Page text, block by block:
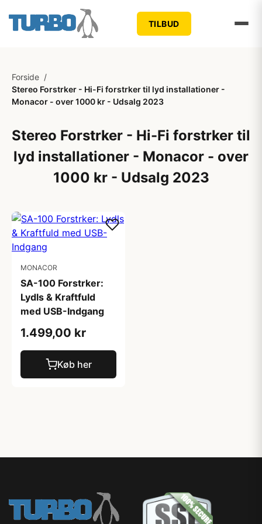
TILBUD
Forside /
Stereo Forstrker - Hi-Fi forstrker til lyd installationer -
Monacor - over 1000 kr - Udsalg 2023
Stereo Forstrker - Hi-Fi forstrker til
lyd installationer - Monacor - over
1000 kr - Udsalg 2023
MONACOR
SA-100 Forstrker:
Lydls & Kraftfuld
med USB-Indgang
1.499,00 kr
Køb her